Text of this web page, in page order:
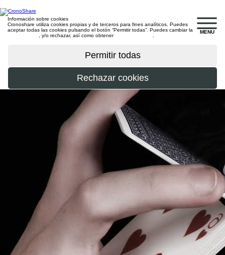
MENU
Información sobre cookies
Cronoshare utiliza cookies propias y de terceros para fines analíticos. Puedes
aceptar todas las cookies pulsando el botón “Permitir todas”. Puedes cambiar la
, y/o rechazar, así como obtener